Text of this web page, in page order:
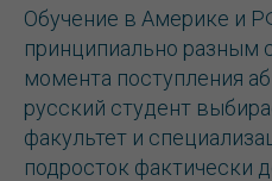
Обучение в Америке и
принципиально разным
момента поступления
русский студент
факультет и
подросток фактически